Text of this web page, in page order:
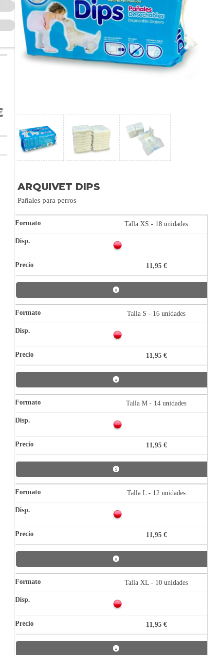
ARQUIVET DIPS
Pañales para perros
Talla XS - 18 unidades
11,95 €
Talla S - 16 unidades
11,95 €
Talla M - 14 unidades
11,95 €
Talla L - 12 unidades
11,95 €
Talla XL - 10 unidades
11,95 €